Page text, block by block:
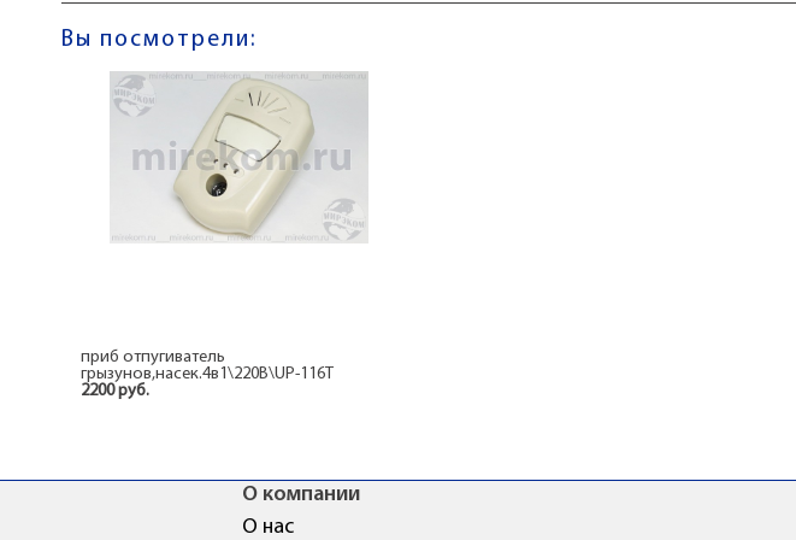
Вы посмотрели:
приб отпугиватель
грызунов,насек.4в1\220В\UP-116T
2200 руб.
О компании
О нас